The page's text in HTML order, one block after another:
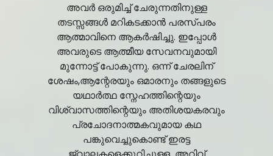
അവർ ഒരുമിച്ച് ചേരുന്നതിനുള്ള
തടസ്സങ്ങൾ മറികടക്കാൻ പരസ്പരം
ആത്മാവിനെ ആകർഷിച്ചു. ഇപ്പോൾ
അവരുടെ ആത്മീയ സേവനവുമായി
മുന്നോട്ട് പോകുന്നു. ഒന്ന് ചേരലിന്
ശേഷം,ആന്റേരയും ഒമാരനും തങ്ങളുടെ
യഥാർത്ഥ സ്നേഹത്തിന്റെയും
വിശ്വാസത്തിന്റെയും അതിശയകരവും
പ്രചോദനാത്മകവുമായ കഥ
പങ്കുവെച്ചുകൊണ്ട് ഇരട്ട